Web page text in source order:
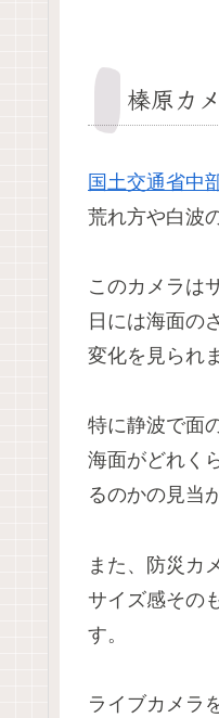
榛原カ
国土交通省中
荒れ方や白波
このカメラは
日には海面の
変化を見られ
特に静波で面
海面がどれく
るのかの見当
また、防災カ
サイズ感その
す。
ライブカメラ